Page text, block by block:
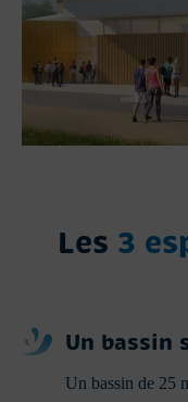
Les 3
Un bassin
Un bassin de 25